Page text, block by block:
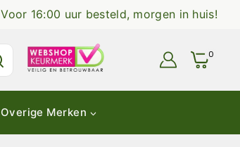
Voor 16:00 uur besteld, morgen in huis!
0
Overige Merken